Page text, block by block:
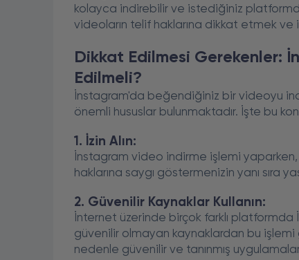
kolayca indirebilir ve istediğiniz
videoların telif haklarına dikkat etmek
Dikkat Edilmesi Gerekenler:
Edilmeli?
İnstagram'da beğendiğiniz bir videoyu
önemli hususlar bulunmaktadır. İşte bu
1. İzin Alın:
İnstagram video indirme işlemi yaparken,
haklarına saygı göstermenizin yanı sıra
2. Güvenilir Kaynaklar Kullanın:
İnternet üzerinde birçok farklı
güvenilir olmayan kaynaklardan bu
nedenle güvenilir ve tanınmış